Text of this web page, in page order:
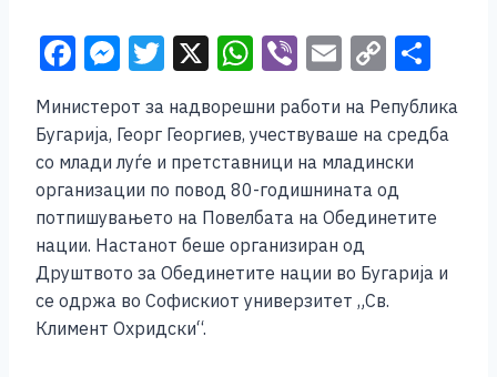
F
c
e
b
o
o
k
M
ss
e
n
g
er
T
tt
er
X W
at
s
A
p
p
Vi
b
er
E
m
ai
l
C
p
y
Li
n
k
ar
Министерот за надворешни работи на Република
Бугарија, Георг Георгиев, учествуваше на средба
со млади луѓе и претставници на младински
организации по повод 80-годишнината од
потпишувањето на Повелбата на Обединетите
нации. Настанот беше организиран од
Друштвото за Обединетите нации во Бугарија и
се одржа во Софискиот универзитет „Св.
Климент Охридски“.